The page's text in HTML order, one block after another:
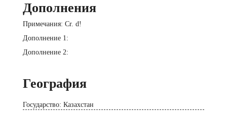
Дополнения
Примечания: Cr. d!
Дополнение 1:
Дополнение 2:
География
Государство: Казахстан